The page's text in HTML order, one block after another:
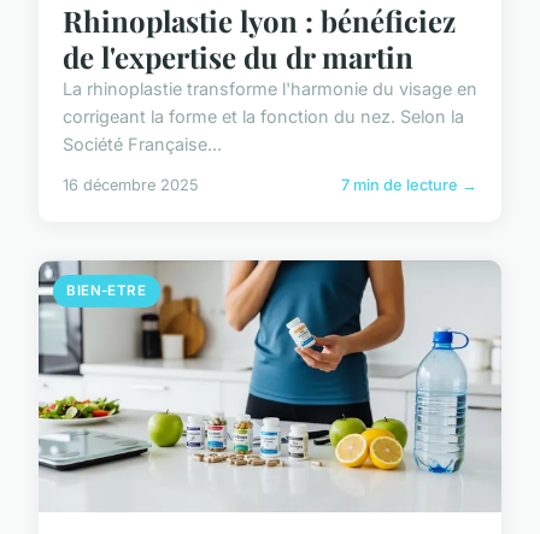
Rhinoplastie lyon : bénéficiez
de l'expertise du dr martin
La rhinoplastie transforme l'harmonie du visage en
corrigeant la forme et la fonction du nez. Selon la
Société Française...
16 décembre 2025 7 min de lecture →
BIEN-ETRE